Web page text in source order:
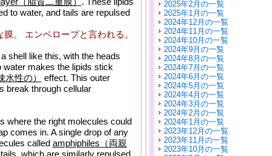
to water, and tails are repulsed
。 エンベロープと言われる。
shell like this, with the heads
water makes the lipids stick
水性の）
effect. This outer
break through cellular
where the right molecules could
comes in. A single drop of any
called amphiphiles（両親
which are similarly repulsed
2025年2月の一覧
2025年1月の一覧
2024年12月の一覧
2024年11月の一覧
2024年10月の一覧
2024年9月の一覧
2024年8月の一覧
2024年7月の一覧
2024年6月の一覧
2024年5月の一覧
2024年4月の一覧
2024年3月の一覧
2024年2月の一覧
2024年1月の一覧
2023年12月の一覧
2023年11月の一覧
2023年10月の一覧